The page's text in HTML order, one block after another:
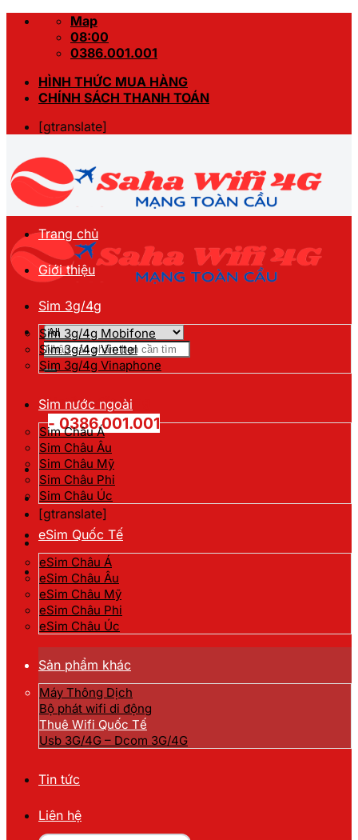
Skip
Map
08:00
0386.001.001
HÌNH THỨC MUA HÀNG
CHÍNH SÁCH THANH TOÁN
[gtranslate]
Tìm
kiếm:
Hotline đặt hàng
- 0386.001.001
[gtranslate]
Trang chủ
Giới thiệu
Sim 3g/4g
Sim 3g/4g Mobifone
Sim 3g/4g Viettel
Sim 3g/4g Vinaphone
Sim nước ngoài
Sim Châu Á
Sim Châu Âu
Sim Châu Mỹ
Sim Châu Phi
Sim Châu Úc
eSim Quốc Tế
eSim Châu Á
eSim Châu Âu
eSim Châu Mỹ
eSim Châu Phi
eSim Châu Úc
Sản phẩm khác
Máy Thông Dịch
Bộ phát wifi di động
Thuê Wifi Quốc Tế
Usb 3G/4G – Dcom 3G/4G
Tin tức
Liên hệ